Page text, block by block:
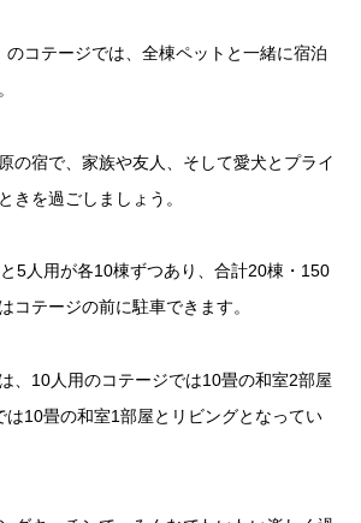
のコテージでは、全棟ペットと一緒に宿泊
の宿で、家族や友人、そして愛犬とプライ
きを過ごしましょう。
5人用が各10棟ずつあり、合計20棟・150
コテージの前に駐車できます。
、10人用のコテージでは10畳の和室2部屋
は10畳の和室1部屋とリビングとなってい